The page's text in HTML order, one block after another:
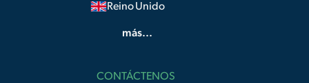
Reino Unido
más...
CONTÁCTENOS